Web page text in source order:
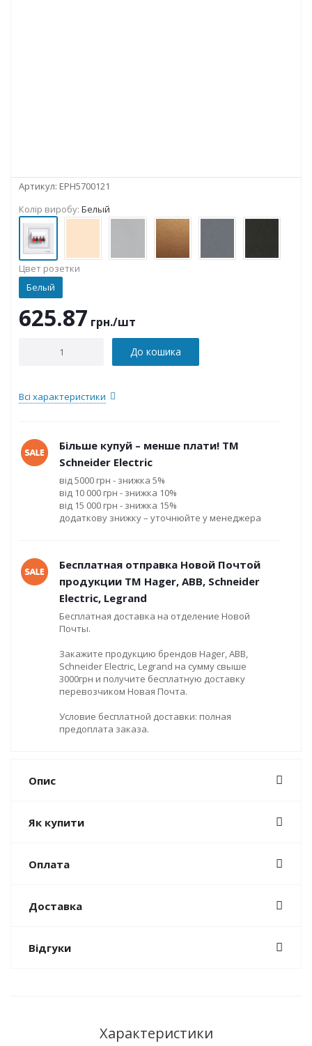
Артикул: EPH5700121
Колір виробу: Белый
Цвет розетки
Белый
625.87 грн./шт
До кошика
Всі характеристики
Більше купуй – менше плати! ТМ
Schneider Electric
від 5000 грн - знижка 5%
від 10 000 грн - знижка 10%
від 15 000 грн - знижка 15%
додаткову знижку – уточнюйте у менеджера
Бесплатная отправка Новой Почтой
продукции ТМ Hager, ABB, Schneider
Electric, Legrand
Бесплатная доставка на отделение Новой
Почты.
Закажите продукцию брендов Hager, ABB,
Schneider Electric, Legrand на сумму свыше
3000грн и получите бесплатную доставку
перевозчиком Новая Почта.
Условие бесплатной доставки: полная
предоплата заказа.
Опис
Як купити
Оплата
Доставка
Відгуки
Характеристики